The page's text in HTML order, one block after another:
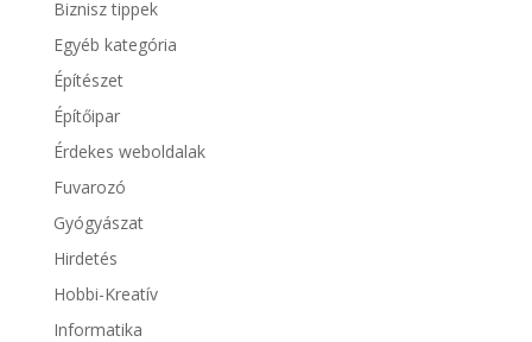
Biznisz tippek
Egyéb kategória
Építészet
Építőipar
Érdekes weboldalak
Fuvarozó
Gyógyászat
Hirdetés
Hobbi-Kreatív
Informatika